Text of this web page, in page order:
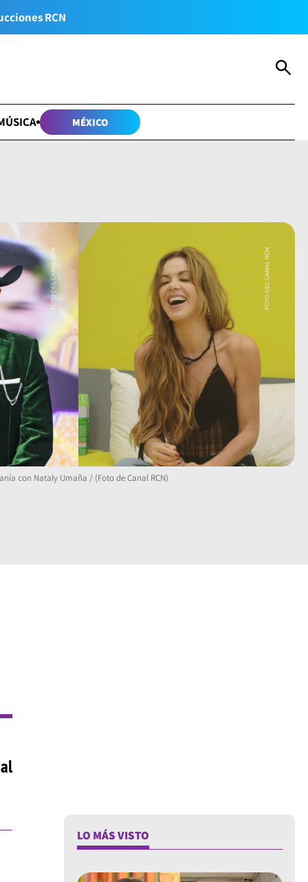
RCN
MÉXICO
con Nataly Umaña / (Foto de Canal RCN)
LO MÁS VISTO